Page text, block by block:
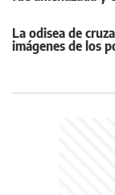
La odisea de
imágenes de los